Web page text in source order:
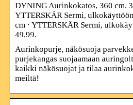
DYNING Aurinkokatos, 360 cm.
YTTERSKÄR Sermi,
cm · YTTERSKÄR Sermi,
49,99.
Aurinkopurje, näkösuoja
purjekangas suojaamaan
kaikki näkösuojat ja tilaa
meiltä!